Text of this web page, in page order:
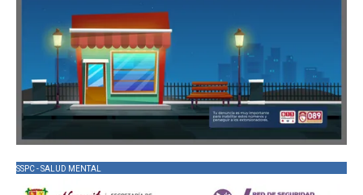
SSPC - SALUD MENTAL